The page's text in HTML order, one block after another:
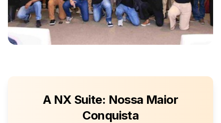
A NX Suite: Nossa Maior
Conquista